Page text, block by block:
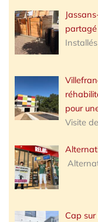
pour
Visite
Cap sur